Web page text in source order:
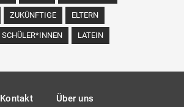
ZUKÜNFTIGE ELTERN
SCHÜLER*INNEN LATEIN
Kontakt Über uns